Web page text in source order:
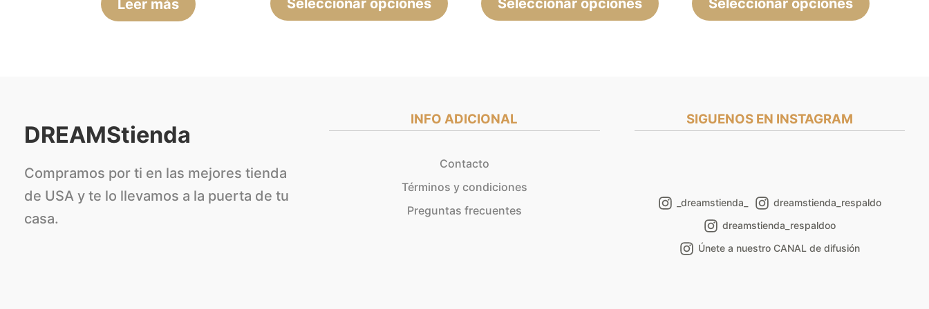
Leer más Seleccionar opciones
página
Seleccionar opciones
página
Seleccionar opciones
página
DREAMStienda
Compramos por ti en las mejores tienda
de USA y te lo llevamos a la puerta de tu
casa.
INFO ADICIONAL
Contacto
Términos y condiciones
Preguntas frecuentes
SIGUENOS EN INSTAGRAM
_dreamstienda_
dreamstienda_respaldo
dreamstienda_respaldoo
Únete a nuestro CANAL de difusión